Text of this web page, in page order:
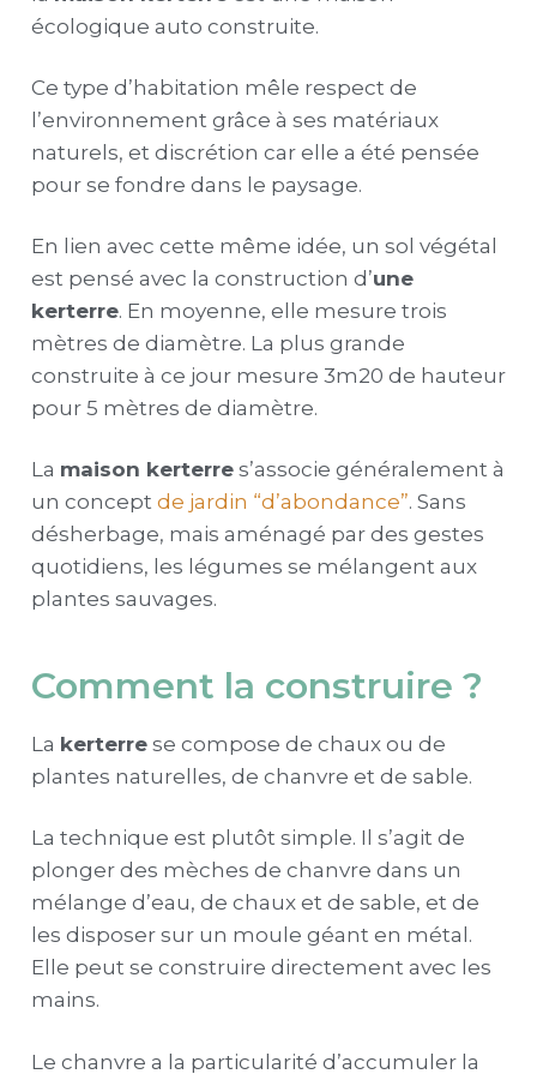
écologique auto construite.
Ce type d’habitation mêle respect de
l’environnement grâce à ses matériaux
naturels, et discrétion car elle a été pensée
pour se fondre dans le paysage.
En lien avec cette même idée, un sol végétal
est pensé avec la construction d’une
kerterre. En moyenne, elle mesure trois
mètres de diamètre. La plus grande
construite à ce jour mesure 3m20 de hauteur
pour 5 mètres de diamètre.
La maison kerterre s’associe généralement à
un concept de jardin “d’abondance”. Sans
désherbage, mais aménagé par des gestes
quotidiens, les légumes se mélangent aux
plantes sauvages.
Comment la construire ?
La kerterre se compose de chaux ou de
plantes naturelles, de chanvre et de sable.
La technique est plutôt simple. Il s’agit de
plonger des mèches de chanvre dans un
mélange d’eau, de chaux et de sable, et de
les disposer sur un moule géant en métal.
Elle peut se construire directement avec les
mains.
Le chanvre a la particularité d’accumuler la